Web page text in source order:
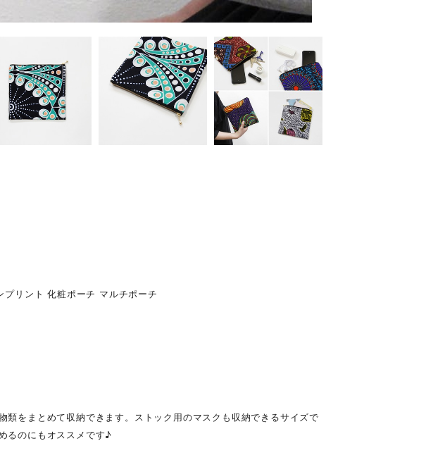
リント 化粧ポーチ マルチポーチ
類をまとめて収納できます。ストック用のマスクも収納できるサイズで
るのにもオススメです♪